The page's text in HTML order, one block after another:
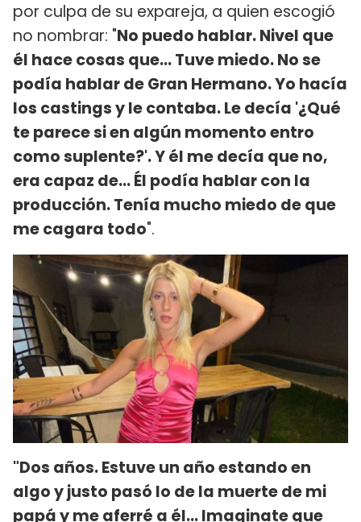
por culpa de su expareja, a quien escogió
no nombrar: "No puedo hablar. Nivel que
él hace cosas que... Tuve miedo. No se
podía hablar de Gran Hermano. Yo hacía
los castings y le contaba. Le decía '¿Qué
te parece si en algún momento entro
como suplente?'. Y él me decía que no,
era capaz de... Él podía hablar con la
producción. Tenía mucho miedo de que
me cagara todo".
"Dos años. Estuve un año estando en
algo y justo pasó lo de la muerte de mi
papá y me aferré a él...Imaginate que